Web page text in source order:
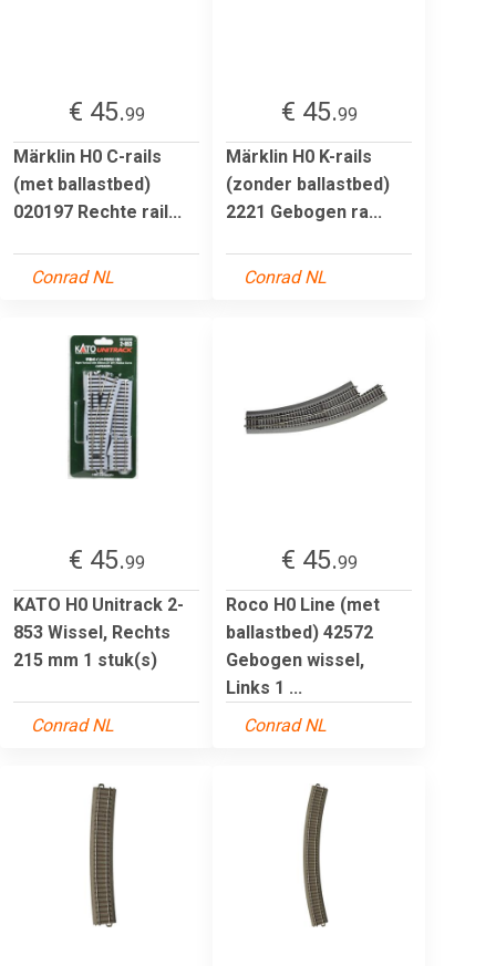
€ 45.99
Märklin H0 C-rails
(met ballastbed)
020197 Rechte rail...
Conrad NL
€ 45.99
Märklin H0 K-rails
(zonder ballastbed)
2221 Gebogen ra...
Conrad NL
€ 45.99
KATO H0 Unitrack 2-
853 Wissel, Rechts
215 mm 1 stuk(s)
Conrad NL
€ 45.99
Roco H0 Line (met
ballastbed) 42572
Gebogen wissel,
Links 1 ...
Conrad NL